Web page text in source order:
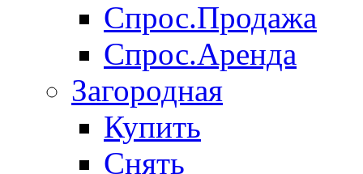
Спрос.Продажа
Спрос.Аренда
Загородная
Купить
Снять